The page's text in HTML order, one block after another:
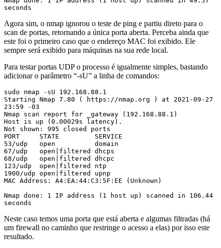
seconds
Agora sim, o nmap ignorou o teste de ping e partiu direto para o
scan de portas, retornando a única porta aberta. Perceba ainda que
este foi o primeiro caso que o endereço MAC foi exibido. Ele
sempre será exibido para máquinas na sua rede local.
Para testar portas UDP o processo é igualmente simples, bastando
adicionar o parâmetro “-sU” a linha de comandos:
sudo nmap -sU 192.168.88.1
Starting Nmap 7.80 ( https://nmap.org ) at 2021-09-27
23:59 -03
Nmap scan report for _gateway (192.168.88.1)
Host is up (0.00029s latency).
Not shown: 995 closed ports
PORT     STATE         SERVICE
53/udp   open          domain
67/udp   open|filtered dhcps
68/udp   open|filtered dhcpc
123/udp  open|filtered ntp
1900/udp open|filtered upnp
MAC Address: A4:EA:44:C3:5F:EE (Unknown)
Nmap done: 1 IP address (1 host up) scanned in 106.44
seconds
Neste caso temos uma porta que está aberta e algumas filtradas (há
um firewall no caminho que restringe o acesso a elas) por isso este
resultado.